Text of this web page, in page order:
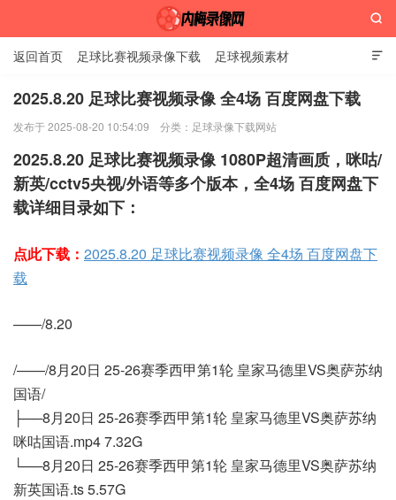

返回首页 足球比赛视频录像下载 足球视频素材

2025.8.20 足球比赛视频录像 全4场 百度网盘下载
发布于 2025-08-20 10:54:09 分类： 足球录像下载网站
2025.8.20 足球比赛视频录像 1080P超清画质，咪咕/
新英/cctv5央视/外语等多个版本，全4场 百度网盘下
载详细目录如下：
点此下载： 2025.8.20 足球比赛视频录像 全4场 百度网盘下
载
——/8.20
/——/8月20日 25-26赛季西甲第1轮 皇家马德里VS奥萨苏纳
国语/
├──8月20日 25-26赛季西甲第1轮 皇家马德里VS奥萨苏纳
咪咕国语.mp4 7.32G
└──8月20日 25-26赛季西甲第1轮 皇家马德里VS奥萨苏纳
新英国语.ts 5.57G